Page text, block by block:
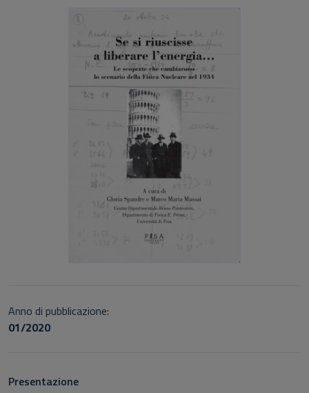
Anno di pubblicazione:
01/2020
Presentazione